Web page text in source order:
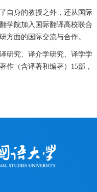
自身的教授之外，还从国
学院加入国际翻译高校联
方面的国际交流与合作。
研究、译介学研究、译学
作（含译著和编著）15部